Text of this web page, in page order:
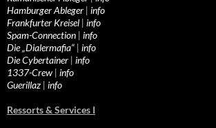
Hamburger Ableger | info
Frankfurter Kreisel | info
Spam-Connection | info
Die „Dialermafia“ | info
Die Cybertainer | info
1337-Crew | info
Guerillaz | info
Ressorts & Services I